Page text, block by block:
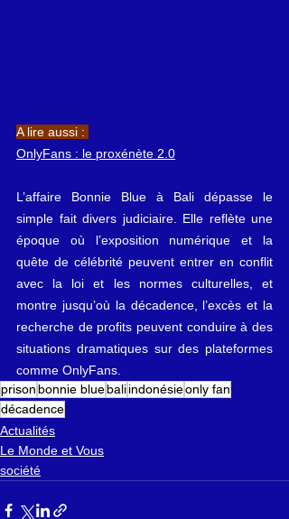
A lire aussi :
OnlyFans : le proxénète 2.0
L’affaire Bonnie Blue à Bali dépasse le
simple fait divers judiciaire. Elle reflète une
époque où l’exposition numérique et la
quête de célébrité peuvent entrer en conflit
avec la loi et les normes culturelles, et
montre jusqu’où la décadence, l’excès et la
recherche de profits peuvent conduire à des
situations dramatiques sur des plateformes
comme OnlyFans.
prisonbonnie bluebaliindonésieonly fan
décadence
Actualités
Le Monde et Vous
société